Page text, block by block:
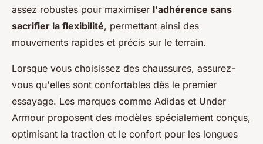
assez robustes pour maximiser l'adhérence sans
sacrifier la flexibilité, permettant ainsi des
mouvements rapides et précis sur le terrain.
Lorsque vous choisissez des chaussures, assurez-
vous qu'elles sont confortables dès le premier
essayage. Les marques comme Adidas et Under
Armour proposent des modèles spécialement conçus,
optimisant la traction et le confort pour les longues